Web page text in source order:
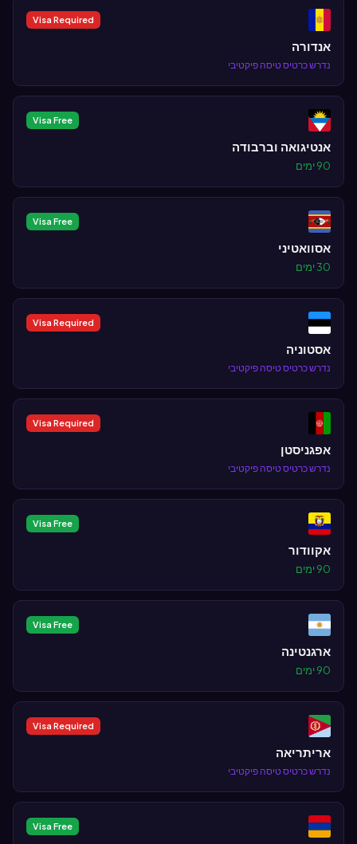
Visa Required
אנדורה
נדרש כרטיס טיסה פיקטיבי
Visa Free
אנטיגואה וברבודה
90 ימים
Visa Free
אסוואטיני
30 ימים
Visa Required
אסטוניה
נדרש כרטיס טיסה פיקטיבי
Visa Required
אפגניסטן
נדרש כרטיס טיסה פיקטיבי
Visa Free
אקוודור
90 ימים
Visa Free
ארגנטינה
90 ימים
Visa Required
אריתריאה
נדרש כרטיס טיסה פיקטיבי
Visa Free